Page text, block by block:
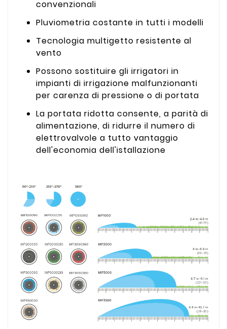
convenzionali
Pluviometria costante in tutti i modelli
Tecnologia multigetto resistente al
vento
Possono sostituire gli irrigatori in
impianti di irrigazione malfunzionanti
per carenza di pressione o di portata
La portata ridotta consente, a parità di
alimentazione, di ridurre il numero di
elettrovalvole a tutto vantaggio
dell'economia dell'istallazione